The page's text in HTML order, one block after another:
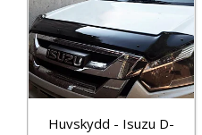
Huvskydd - Isuzu D-